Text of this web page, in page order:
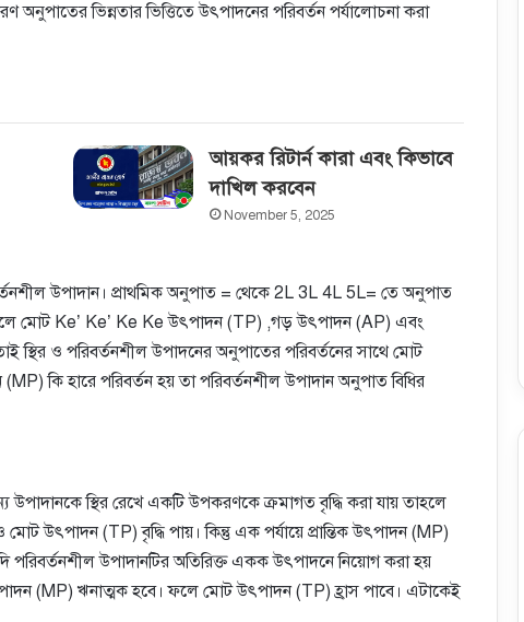
অনুপাতের ভিন্নতার ভিত্তিতে উৎপাদনের পরিবর্তন পর্যালোচনা করা
আয়কর রিটার্ন কারা এবং কিভাবে
দাখিল করবেন
November 5, 2025
উপাদান। প্রাথমিক অনুপাত = থেকে 2L 3L 4L 5L= তে অনুপাত
মোট Ke’ Ke’ Ke Ke উৎপাদন (TP) ,গড় উৎপাদন (AP) এবং
স্থির ও পরিবর্তনশীল উপাদনের অনুপাতের পরিবর্তনের সাথে মোট
কি হারে পরিবর্তন হয় তা পরিবর্তনশীল উপাদান অনুপাত বিধির
উপাদানকে স্থির রেখে একটি উপকরণকে ক্রমাগত বৃদ্ধি করা যায় তাহলে
উৎপাদন (TP) বৃদ্ধি পায়। কিন্তু এক পর্যায়ে প্রান্তিক উৎপাদন (MP)
উপাদানটির অতিরিক্ত একক উৎপাদনে নিয়োগ করা হয়
(MP) ঋনাত্মক হবে। ফলে মোট উৎপাদন (TP) হ্রাস পাবে। এটাকেই